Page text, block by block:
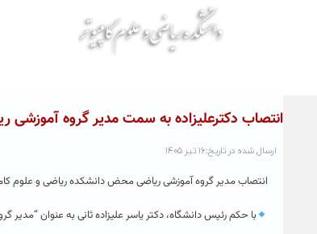
انتصاب دکترعلیزاده به سمت مدیر گروه
ارسال شده در تاریخ:۱۶ تیر ۱۴۰۵
انتصاب مدیر گروه آموزشی ریاضی محض دانشکده ریاضی و علوم
با حکم رئیس دانشگاه، دکتر یاسر علیزاده ثانی به عنوان